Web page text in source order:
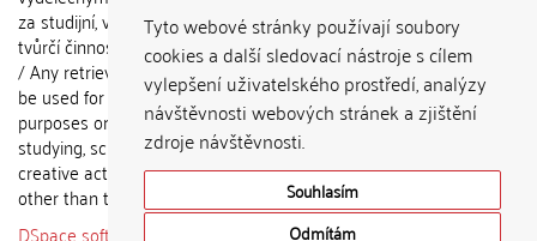
Tyto webové stránky používají soubory
cookies a další sledovací nástroje s cílem
vylepšení uživatelského prostředí, analýzy
návštěvnosti webových stránek a zjištění
zdroje návštěvnosti.
Souhlasím
Odmítám
za studijní, vědeckou nebo jinou
tvůrčí činnost jiné osoby než autora.
/ Any retrieved information shall not
be used for any commercial
purposes or claimed as results of
studying, scientific or any other
creative activities of any person
other than the author.
DSpace software
copyright © 2002-